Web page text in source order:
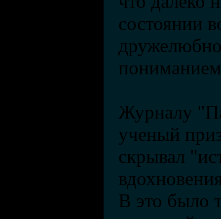
состоянии
Журналу
ученый
скрывал
В это было